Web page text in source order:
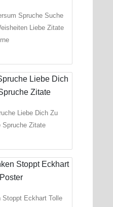
Spruche Suche
Liebe Zitate
Liebe Dich Zu
Spruche Zitate
Stoppt Eckhart Tolle